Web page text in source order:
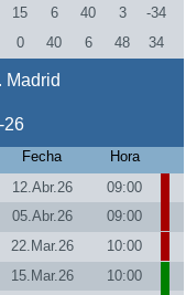
15 6 40 3
-34
0 40 6 48 34
Madrid
26
Fecha
Hora
12.Abr.26
09:00
05.Abr.26
09:00
22.Mar.26
10:00
15.Mar.26
10:00